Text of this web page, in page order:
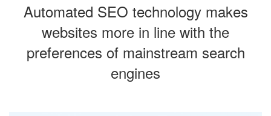
Automated SEO technology makes
websites more in line with the
preferences of mainstream search
engines